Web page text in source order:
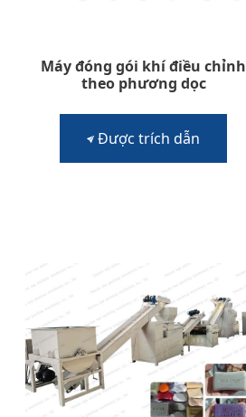
Máy đóng gói khí điều chỉnh
theo phương dọc
Được trích dẫn